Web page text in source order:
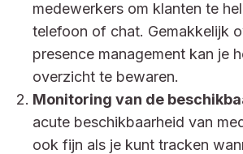
medewerkers om klanten te
telefoon of chat. Gemakkelijk
presence management kan je
overzicht te bewaren.
Monitoring van de
acute beschikbaarheid van
ook fijn als je kunt tracken